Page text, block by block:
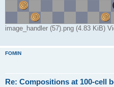
image_handler (57).png (4.83 KiB)
FOMIN
Re: Compositions at 100-cell